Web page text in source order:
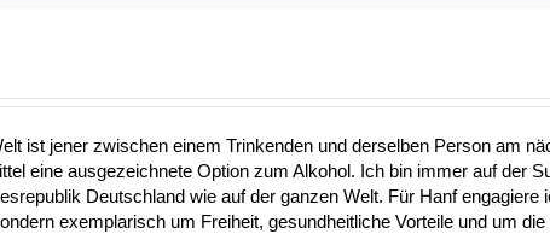
ist jener zwischen einem Trinkenden und derselben Person am
eine ausgezeichnete Option zum Alkohol. Ich bin immer auf der
Deutschland wie auf der ganzen Welt. Für Hanf engagiere
exemplarisch um Freiheit, gesundheitliche Vorteile und um